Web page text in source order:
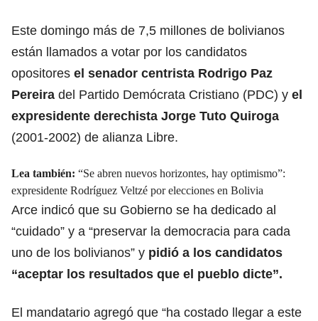
Este domingo más de 7,5 millones de bolivianos
están llamados a votar por los candidatos
opositores el senador centrista Rodrigo Paz
Pereira del Partido Demócrata Cristiano (PDC) y el
expresidente derechista Jorge Tuto Quiroga
(2001-2002) de alianza Libre.
Lea también: “Se abren nuevos horizontes, hay optimismo”:
expresidente Rodríguez Veltzé por elecciones en Bolivia
Arce indicó que su Gobierno se ha dedicado al
“cuidado” y a “preservar la democracia para cada
uno de los bolivianos” y pidió a los candidatos
“aceptar los resultados que el pueblo dicte”.
El mandatario agregó que “ha costado llegar a este